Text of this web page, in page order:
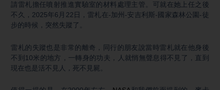
請雷札擔任噴射推進實驗室的材料處理主管。可就在她上任之後
不久，2025年6月22日，雷札在-加州-安吉利斯-國家森林公園-徒
步的時候，突然失蹤了。
雷札的失蹤也是非常的離奇，同行的朋友說當時雷札就在他身後
不到10米的地方，一轉身的功夫，人就悄無聲息得不見了，直到
現在也是活不見人，死不見屍。